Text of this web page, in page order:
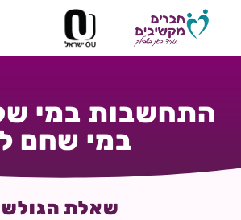
התחשבות במי
במי שחם
שאלת הגולש